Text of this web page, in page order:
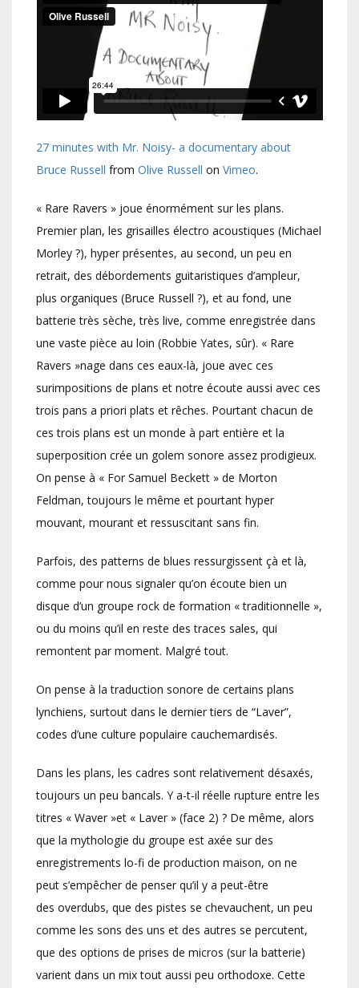
27 minutes with Mr. Noisy- a documentary about
Bruce Russell from Olive Russell on Vimeo.
« Rare Ravers » joue énormément sur les plans.
Premier plan, les grisailles électro acoustiques (Michael
Morley ?), hyper présentes, au second, un peu en
retrait, des débordements guitaristiques d’ampleur,
plus organiques (Bruce Russell ?), et au fond, une
batterie très sèche, très live, comme enregistrée dans
une vaste pièce au loin (Robbie Yates, sûr). « Rare
Ravers »nage dans ces eaux-là, joue avec ces
surimpositions de plans et notre écoute aussi avec ces
trois pans a priori plats et rêches. Pourtant chacun de
ces trois plans est un monde à part entière et la
superposition crée un golem sonore assez prodigieux.
On pense à « For Samuel Beckett » de Morton
Feldman, toujours le même et pourtant hyper
mouvant, mourant et ressuscitant sans fin.
Parfois, des patterns de blues ressurgissent çà et là,
comme pour nous signaler qu’on écoute bien un
disque d’un groupe rock de formation « traditionnelle »,
ou du moins qu’il en reste des traces sales, qui
remontent par moment. Malgré tout.
On pense à la traduction sonore de certains plans
lynchiens, surtout dans le dernier tiers de “Laver”,
codes d’une culture populaire cauchemardisés.
Dans les plans, les cadres sont relativement désaxés,
toujours un peu bancals. Y a-t-il réelle rupture entre les
titres « Waver »et « Laver » (face 2) ? De même, alors
que la mythologie du groupe est axée sur des
enregistrements lo-fi de production maison, on ne
peut s’empêcher de penser qu’il y a peut-être
des overdubs, que des pistes se chevauchent, un peu
comme les sons des uns et des autres se percutent,
que des options de prises de micros (sur la batterie)
varient dans un mix tout aussi peu orthodoxe. Cette